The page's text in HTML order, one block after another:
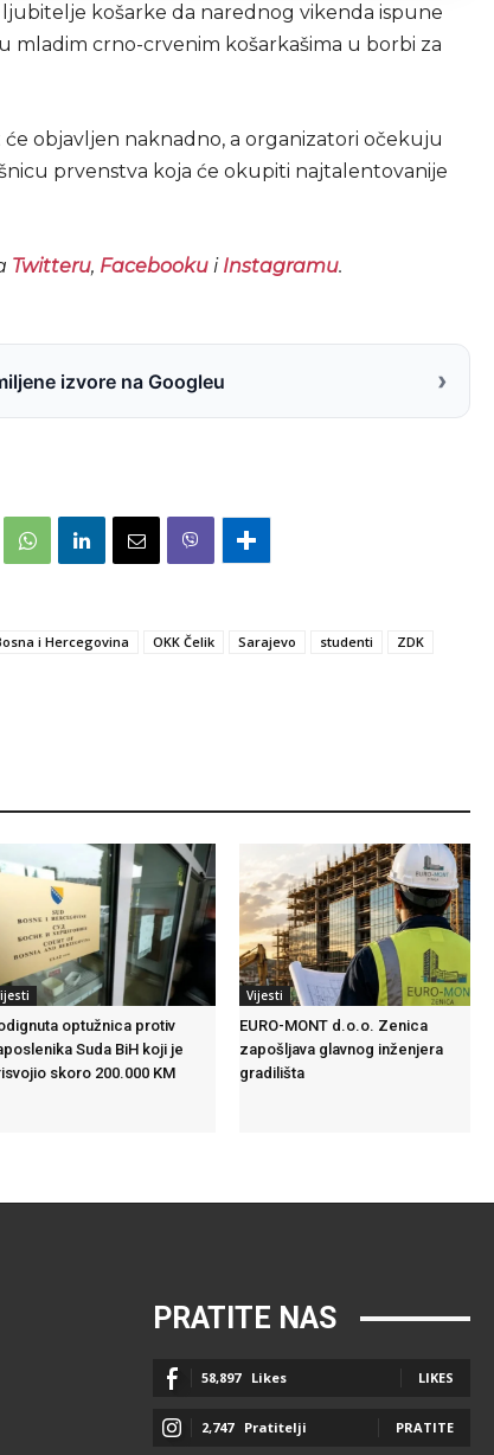
košarke da narednog vikenda ispune
mladim crno-crvenim košarkašima u borbi za
objavljen naknadno, a organizatori očekuju
prvenstva koja će okupiti najtalentovanije
Twitteru, Facebookui Instagramu.
izvore na Googleu ›
i Hercegovina OKK Čelik Sarajevo studenti
ZDK
optužnica protiv
Suda BiH koji je
skoro 200.000 KM
Vijesti
EURO-MONT d.o.o. Zenica
zapošljava glavnog inženjera
gradilišta
PRATITE NAS
58,897 Likes LIKES
2,747 Pratitelji PRATITE